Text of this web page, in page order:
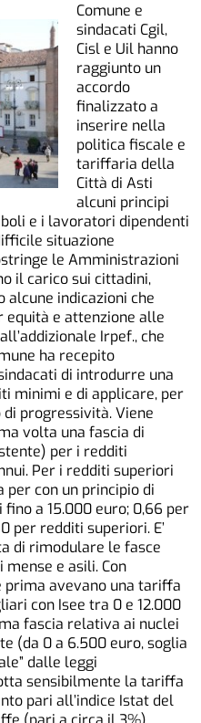
Comune e
sindacati Cgil,
Cisl e Uil hanno
raggiunto un
accordo
finalizzato a
inserire nella
politica fiscale e
tariffaria della
Città di Asti
alcuni principi
e i lavoratori dipendenti
situazione
le Amministrazioni
il carico sui cittadini,
alcune indicazioni che
e attenzione alle
Irpef., che
ha recepito
di introdurre una
minimi e di applicare, per
progressività. Viene
volta una fascia di
per i redditi
Per i redditi superiori
per con un principio di
a 15.000 euro; 0,66 per
per redditi superiori. E’
di rimodulare le fasce
e asili. Con
avevano una tariffa
con Isee tra 0 e 12.000
fascia relativa ai nuclei
(da 0 a 6.500 euro, soglia
dalle leggi
sensibilmente la tariffa
pari all’indice Istat del